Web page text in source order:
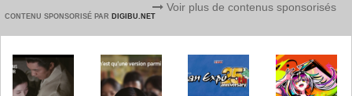
CONTENU SPONSORISÉ PAR DIGIBU.NET
Voir plus de contenus sponsorisés